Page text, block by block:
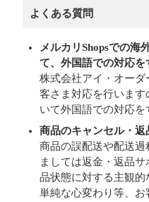
よくある質問
メルカリShopsでの海
て、外国語での対応を
株式会社アイ・オー
客さま対応を行いま
いて外国語での対応を
商品のキャンセル・返
商品の誤配送や配送過
ましては返金・返品
品状態に対する主観
単純な心変わり等、